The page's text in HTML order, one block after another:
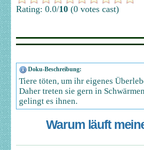
Rating: 0.0/10 (0 votes cast)
Doku-Beschreibung:
Tiere töten, um ihr eigenes
Daher treten sie gern in
gelingt es ihnen.
Warum läuft